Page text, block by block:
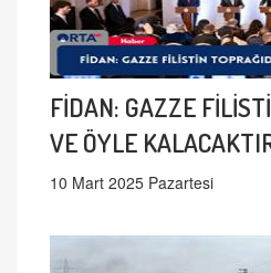
FİDAN: GAZZE
VE ÖYLE
10 Mart 2025 Pazartesi